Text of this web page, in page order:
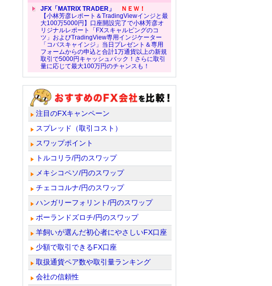
JFX「MATRIX TRADER」
ＮＥＷ！
【小林芳彦レポート＆TradingViewインジと最
大100万5000円】口座開設完了で小林芳彦オ
リジナルレポート「FXスキャルピングのコ
ツ」およびTradingView専用インジケーター
「コバスキャインジ」当日プレゼント＆専用
フォームからの申込と合計1万通貨以上の新規
取引で5000円キャッシュバック！さらに取引
量に応じて最大100万円のチャンスも！
注目のFXキャンペーン
スプレッド（取引コスト）
スワップポイント
トルコリラ/円のスワップ
メキシコペソ/円のスワップ
チェココルナ/円のスワップ
ハンガリーフォリント/円のスワップ
ポーランドズロチ/円のスワップ
羊飼いが選んだ初心者にやさしいFX口座
少額で取引できるFX口座
取扱通貨ペア数や取引量ランキング
会社の信頼性